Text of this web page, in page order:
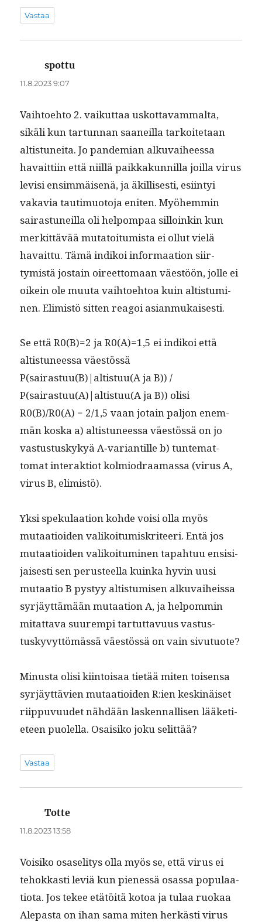
Vastaa
spottu
11.8.2023 9:07
Vai­h­toe­hto 2. vaikut­taa uskot­tavam­mal­ta,
sikäli kun tar­tun­nan saaneil­la tarkoite­taan
altistunei­ta. Jo pan­demi­an alku­vai­heessa
havait­ti­in että niil­lä paikkakun­nil­la joil­la virus
lev­isi ensim­mäisenä, ja äkil­lis­es­ti, esi­in­tyi
vakavia tau­timuo­to­ja eniten. Myöhem­min
sairas­tuneil­la oli helpom­paa sil­loinkin kun
merkit­tävää muta­toi­tu­mista ei ollut vielä
havait­tu. Tämä indikoi infor­maa­tion siir­
tymistä jostain oireet­tomaan väestöön, jolle ei
oikein ole muu­ta vai­h­toe­htoa kuin altistu­mi­
nen. Elim­istö sit­ten reagoi asianmukaisesti.
Se että R0(B)=2 ja R0(A)=1,5 ei indikoi että
altistuneessa väestössä
P(sairastuu(B)|altistuu(A ja B)) /
P(sairastuu(A)|altistuu(A ja B)) olisi
R0(B)/R0(A) = 2/1,5 vaan jotain paljon enem­
män kos­ka a) altistuneessa väestössä on jo
vas­tus­tuskykyä A‑variantille b) tun­tem­at­
tomat inter­ak­tiot kolmio­draa­mas­sa (virus A,
virus B, elimistö).
Yksi speku­laa­tion kohde voisi olla myös
mutaa­tioiden valikoi­tu­miskri­teeri. Entä jos
mutaa­tioiden valikoi­tu­mi­nen tapah­tuu ensisi­
jais­es­ti sen perus­teel­la kuin­ka hyvin uusi
mutaa­tio B pystyy altistu­misen alku­vai­heis­sa
syr­jäyt­tämään mutaa­tion A, ja helpom­min
mitat­ta­va suurem­pi tar­tut­tavu­us vas­tus­
tuskyvyt­tömässä väestössä on vain sivutuote?
Minus­ta olisi kiin­toisaa tietää miten toisen­sa
syr­jäyt­tävien mutaa­tioiden R:ien keskinäiset
riip­pu­vu­udet nähdään lasken­nal­lisen lääketi­
eteen puolel­la. Osaisiko joku selittää?
Vastaa
Totte
11.8.2023 13:58
Voisiko osaseli­tys olla myös se, että virus ei
tehokkasti lev­iä kun pienessä osas­sa pop­u­laa­
tio­ta. Jos tekee etätöitä kotoa ja tulaa ruokaa
Alepas­ta on ihan sama miten herkästi virus